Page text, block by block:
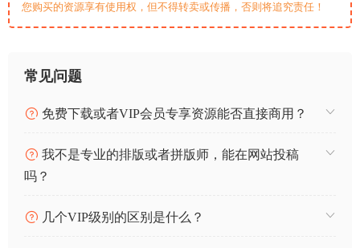
您购买的资源享有使用权，但不得转卖或传播，否则将追究责任！
常见问题
免费下载或者VIP会员专享资源能否直接商用？
我不是专业的排版或者拼版师，能在网站投稿
吗？
几个VIP级别的区别是什么？